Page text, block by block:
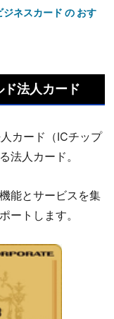
ネスカード の おす
ド法人カード
カード（ICチップ
法人カード。
能とサービスを集
ートします。